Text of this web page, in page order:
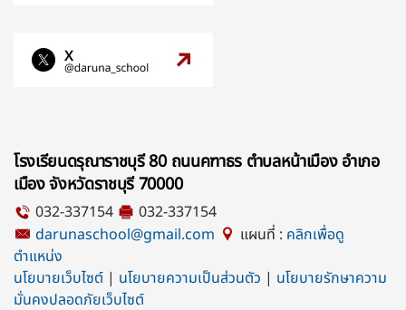
โรงเรียนดรุณาราชบุรี 80 ถนนคฑาธร ตำบลหน้าเมือง อำเภอ
เมือง จังหวัดราชบุรี 70000
032-337154
032-337154
darunaschool@gmail.com
แผนที่ : คลิกเพื่อดู
ตำแหน่ง
นโยบายเว็บไซต์ | นโยบายความเป็นส่วนตัว | นโยบายรักษาความ
มั่นคงปลอดภัยเว็บไซต์